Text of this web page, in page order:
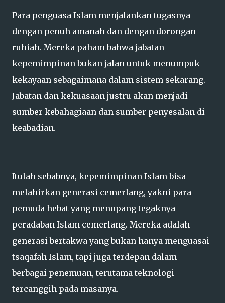
Para penguasa Islam menjalankan tugasnya
dengan penuh amanah dan dengan dorongan
ruhiah. Mereka paham bahwa jabatan
kepemimpinan bukan jalan untuk menumpuk
kekayaan sebagaimana dalam sistem sekarang.
Jabatan dan kekuasaan justru akan menjadi
sumber kebahagiaan dan sumber penyesalan di
keabadian.
Itulah sebabnya, kepemimpinan Islam bisa
melahirkan generasi cemerlang, yakni para
pemuda hebat yang menopang tegaknya
peradaban Islam cemerlang. Mereka adalah
generasi bertakwa yang bukan hanya menguasai
tsaqafah Islam, tapi juga terdepan dalam
berbagai penemuan, terutama teknologi
tercanggih pada masanya.